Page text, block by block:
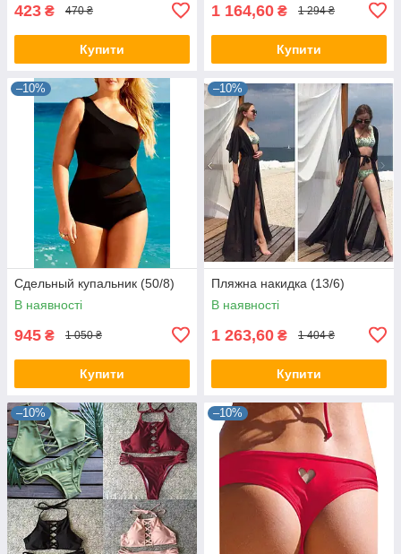
423 ₴ 470 ₴
Купити
1 164,60 ₴ 1 294 ₴
Купити
–10%
Сдельный купальник (50/8)
В наявності
945 ₴ 1 050 ₴
Купити
–10%
Пляжна накидка (13/6)
В наявності
1 263,60 ₴ 1 404 ₴
Купити
–10% –10%